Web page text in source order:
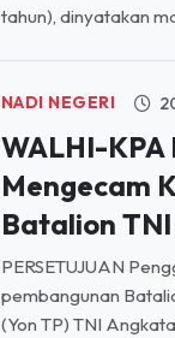
tahun), dinyatakan
NADI NEGERI
WALHI-
Mengecam
Batalion
PERSETUJUAN
pembangunan
(Yon TP) TNI